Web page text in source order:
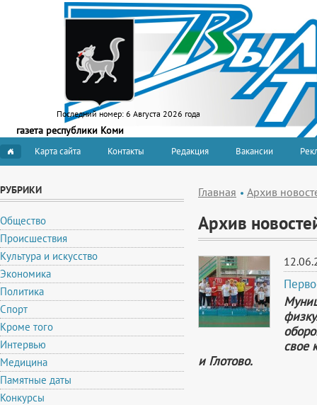
Последний номер: 6 Августа 2026 года
газета республики Коми
Карта сайта Контакты Редакция Вакансии
РУБРИКИ
Общество
Происшествия
Культура и искусство
Экономика
Политика
Спорт
Кроме того
Интервью
Медицина
Памятные даты
Конкурсы
Главная Архив
Архив
свое
и Глотово.